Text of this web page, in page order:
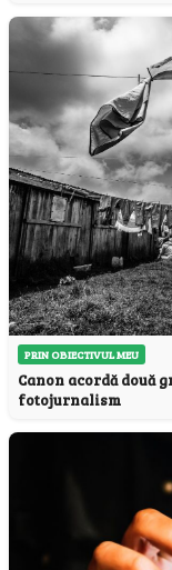
PRIN OBIECTIVUL MEU
Canon acordă două
fotojurnalism